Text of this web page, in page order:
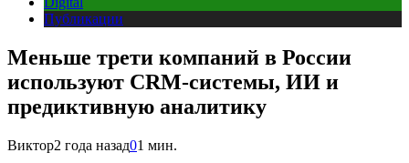
Публикации
Меньше трети компаний в России
используют CRM-системы, ИИ и
предиктивную аналитику
Виктор2 года назад01 мин.